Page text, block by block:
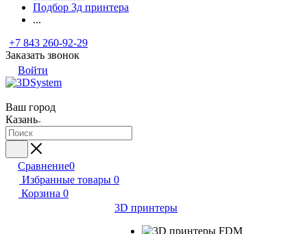
Подбор 3д принтера
...
+7 843 260-92-29
Заказать звонок
Войти
Ваш город
Казань
Сравнение0
Избранные товары 0
Корзина 0
3D принтеры